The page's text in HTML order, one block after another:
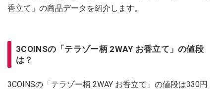
香立て」の商品データを紹介します。
3COINSの「テラゾー柄 2WAY お香立て」の値段
は？
3COINSの「テラゾー柄 2WAY お香立て」の値段は330円